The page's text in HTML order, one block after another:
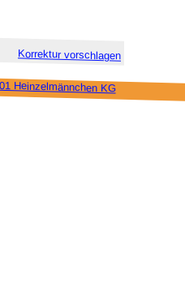
Korrektur vor­schlagen
Heinzel­männchen KG